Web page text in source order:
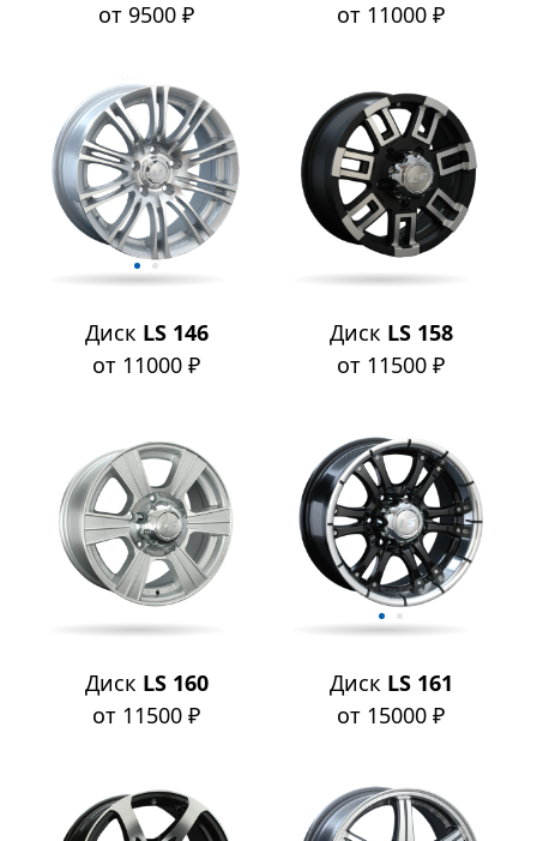
от 9500 ₽
от 11000 ₽
Диск LS 146
от 11000 ₽
Диск LS 158
от 11500 ₽
Диск LS 160
от 11500 ₽
Диск LS 161
от 15000 ₽